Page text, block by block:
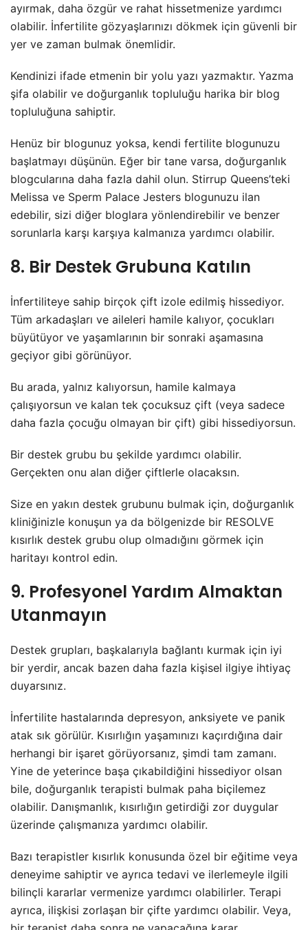
ayırmak, daha özgür ve rahat hissetmenize yardımcı
olabilir. İnfertilite gözyaşlarınızı dökmek için güvenli bir
yer ve zaman bulmak önemlidir.
Kendinizi ifade etmenin bir yolu yazı yazmaktır. Yazma
şifa olabilir ve doğurganlık topluluğu harika bir blog
topluluğuna sahiptir.
Henüz bir blogunuz yoksa, kendi fertilite blogunuzu
başlatmayı düşünün. Eğer bir tane varsa, doğurganlık
blogcularına daha fazla dahil olun. Stirrup Queens’teki
Melissa ve Sperm Palace Jesters blogunuzu ilan
edebilir, sizi diğer bloglara yönlendirebilir ve benzer
sorunlarla karşı karşıya kalmanıza yardımcı olabilir.
8. Bir Destek Grubuna Katılın
İnfertiliteye sahip birçok çift izole edilmiş hissediyor.
Tüm arkadaşları ve aileleri hamile kalıyor, çocukları
büyütüyor ve yaşamlarının bir sonraki aşamasına
geçiyor gibi görünüyor.
Bu arada, yalnız kalıyorsun, hamile kalmaya
çalışıyorsun ve kalan tek çocuksuz çift (veya sadece
daha fazla çocuğu olmayan bir çift) gibi hissediyorsun.
Bir destek grubu bu şekilde yardımcı olabilir.
Gerçekten onu alan diğer çiftlerle olacaksın.
Size en yakın destek grubunu bulmak için, doğurganlık
kliniğinizle konuşun ya da bölgenizde bir RESOLVE
kısırlık destek grubu olup olmadığını görmek için
haritayı kontrol edin.
9. Profesyonel Yardım Almaktan
Utanmayın
Destek grupları, başkalarıyla bağlantı kurmak için iyi
bir yerdir, ancak bazen daha fazla kişisel ilgiye ihtiyaç
duyarsınız.
İnfertilite hastalarında depresyon, anksiyete ve panik
atak sık görülür. Kısırlığın yaşamınızı kaçırdığına dair
herhangi bir işaret görüyorsanız, şimdi tam zamanı.
Yine de yeterince başa çıkabildiğini hissediyor olsan
bile, doğurganlık terapisti bulmak paha biçilemez
olabilir. Danışmanlık, kısırlığın getirdiği zor duygular
üzerinde çalışmanıza yardımcı olabilir.
Bazı terapistler kısırlık konusunda özel bir eğitime veya
deneyime sahiptir ve ayrıca tedavi ve ilerlemeyle ilgili
bilinçli kararlar vermenize yardımcı olabilirler. Terapi
ayrıca, ilişkisi zorlaşan bir çifte yardımcı olabilir. Veya,